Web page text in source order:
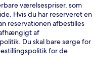
værelsespriser, som
Hvis du har reserveret en
reservationen afbestilles
af
Du skal bare sørge for
for de